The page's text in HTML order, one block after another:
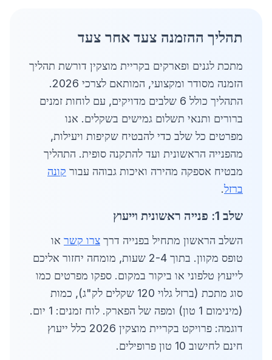
תהליך ההזמנה צעד אחר צעד
מתכת לגנים ופארקים בקריית מוצקין דורשת תהליך
הזמנה מסודר ומקצועי, המותאם לצרכי 2026.
התהליך כולל 6 שלבים מדויקים, עם לוחות זמנים
ברורים ותנאי תשלום גמישים בשקלים. אנו
מפרטים כל שלב כדי להבטיח שקיפות ויעילות,
מהפנייה הראשונית ועד להתקנה סופית. התהליך
מבטיח אספקה מהירה ואיכות גבוהה עבור קונה
ברזל.
שלב 1: פנייה ראשונית וייעוץ
השלב הראשון מתחיל בפנייה דרך צרו קשר או
טופס מקוון. בתוך 2-4 שעות, מומחה יחזור אליכם
לייעוץ טלפוני או ביקור במקום. ספקו מפרטים כמו
סוג מתכת (ברזל גלוי 120 שקלים לק"ג), כמות
(מינימום 1 טון) ומפה של הפארק. לוח זמנים: 1 יום.
דוגמה: פרויקט בקריית מוצקין 2026 כלל ייעוץ
חינם לחישוב 10 טון פרופילים.